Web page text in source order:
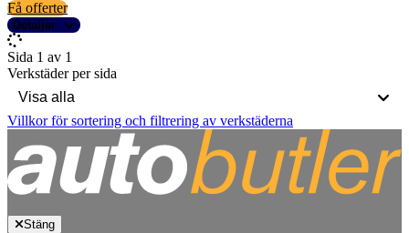
Få offerter
Detaljer
Sida 1 av 1
Verkstäder per sida
Villkor för sortering och filtrering av verkstäderna
Stäng